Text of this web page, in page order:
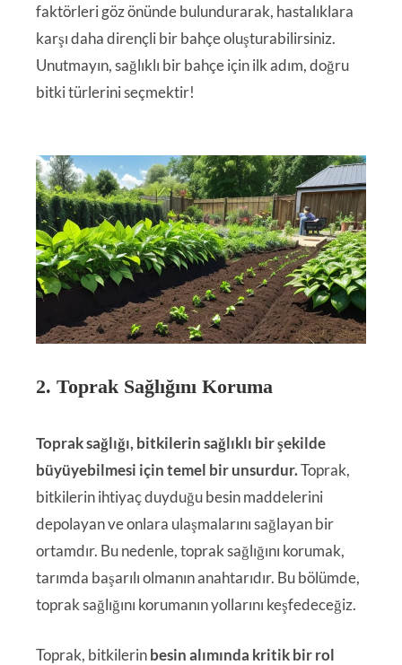
faktörleri göz önünde bulundurarak, hastalıklara
karşı daha dirençli bir bahçe oluşturabilirsiniz.
Unutmayın, sağlıklı bir bahçe için ilk adım, doğru
bitki türlerini seçmektir!
2. Toprak Sağlığını Koruma
Toprak sağlığı, bitkilerin sağlıklı bir şekilde
büyüyebilmesi için temel bir unsurdur.Toprak,
bitkilerin ihtiyaç duyduğu besin maddelerini
depolayan ve onlara ulaşmalarını sağlayan bir
ortamdır. Bu nedenle, toprak sağlığını korumak,
tarımda başarılı olmanın anahtarıdır. Bu bölümde,
toprak sağlığını korumanın yollarını keşfedeceğiz.
Toprak, bitkilerinbesin alımında kritik bir rol